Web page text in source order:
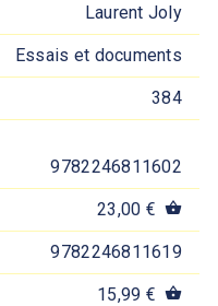
Laurent Joly
Essais et documents
384
9782246811602
23,00 € shopping_basket
9782246811619
15,99 € shopping_basket